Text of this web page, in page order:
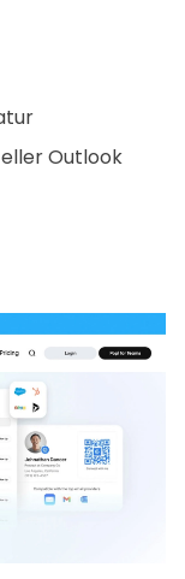
Outlook